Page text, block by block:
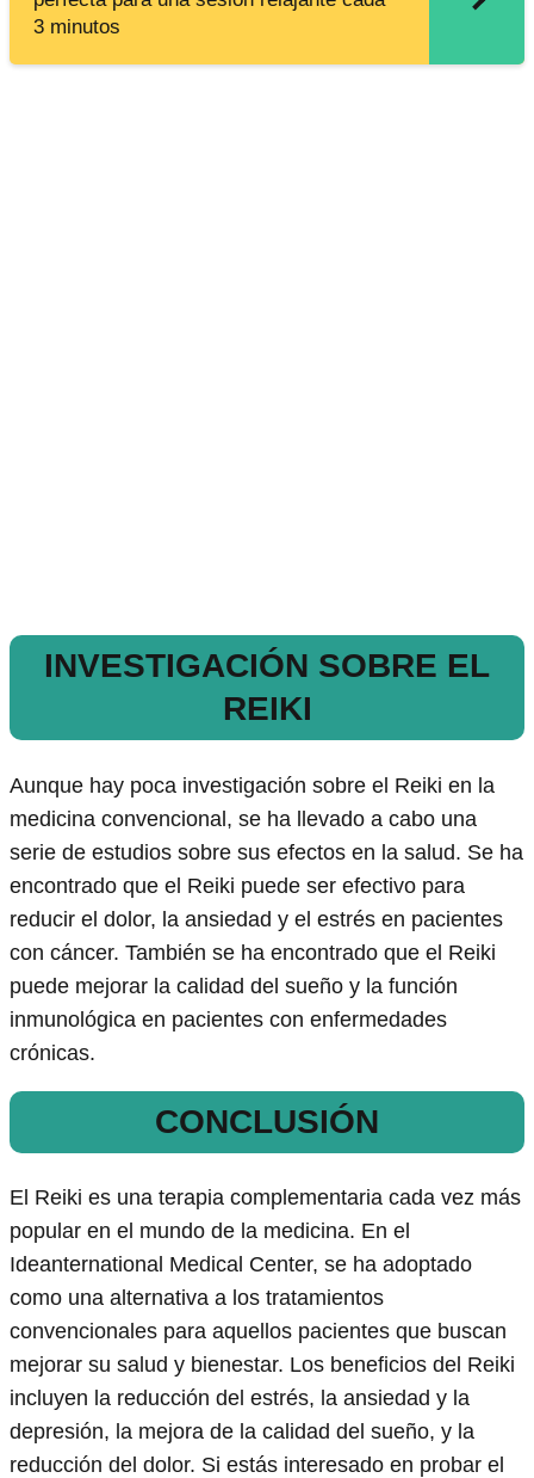
3 minutos
INVESTIGACIÓN SOBRE EL
REIKI
Aunque hay poca investigación sobre el Reiki en la
medicina convencional, se ha llevado a cabo una
serie de estudios sobre sus efectos en la salud. Se ha
encontrado que el Reiki puede ser efectivo para
reducir el dolor, la ansiedad y el estrés en pacientes
con cáncer. También se ha encontrado que el Reiki
puede mejorar la calidad del sueño y la función
inmunológica en pacientes con enfermedades
crónicas.
CONCLUSIÓN
El Reiki es una terapia complementaria cada vez más
popular en el mundo de la medicina. En el
Ideanternational Medical Center, se ha adoptado
como una alternativa a los tratamientos
convencionales para aquellos pacientes que buscan
mejorar su salud y bienestar. Los beneficios del Reiki
incluyen la reducción del estrés, la ansiedad y la
depresión, la mejora de la calidad del sueño, y la
reducción del dolor. Si estás interesado en probar el